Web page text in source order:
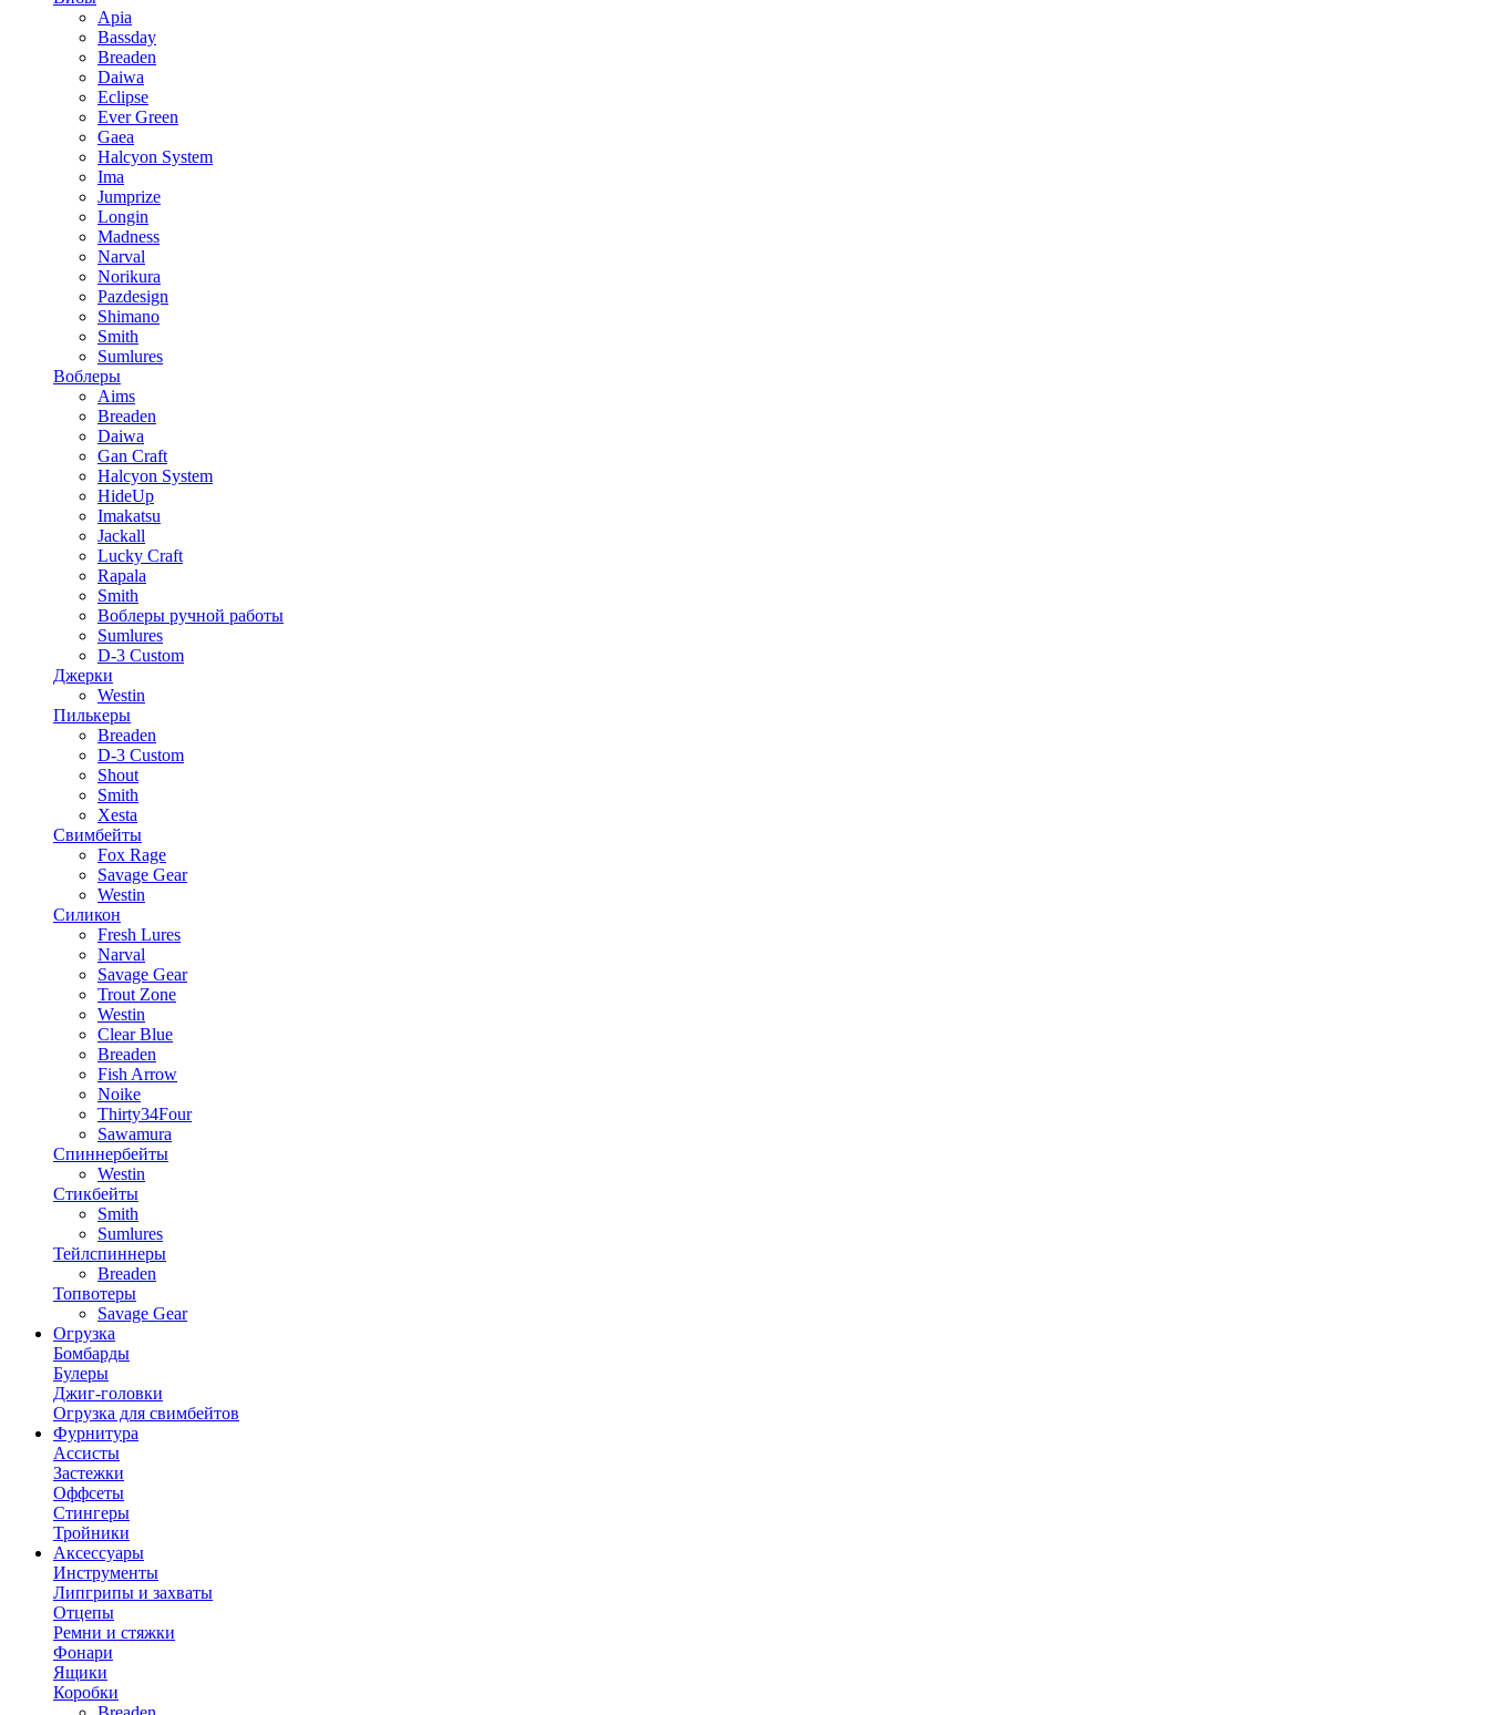
Apia
Bassday
Breaden
Daiwa
Eclipse
Ever Green
Gaea
Halcyon System
Ima
Jumprize
Longin
Madness
Narval
Norikura
Pazdesign
Shimano
Smith
Sumlures
Воблеры
Aims
Breaden
Daiwa
Gan Craft
Halcyon System
HideUp
Imakatsu
Jackall
Lucky Craft
Rapala
Smith
Воблеры ручной работы
Sumlures
D-3 Custom
Джерки
Westin
Пилькеры
Breaden
D-3 Custom
Shout
Smith
Xesta
Свимбейты
Fox Rage
Savage Gear
Westin
Силикон
Fresh Lures
Narval
Savage Gear
Trout Zone
Westin
Clear Blue
Breaden
Fish Arrow
Noike
Thirty34Four
Sawamura
Спиннербейты
Westin
Стикбейты
Smith
Sumlures
Тейлспиннеры
Breaden
Топвотеры
Savage Gear
Огрузка
Бомбарды
Булеры
Джиг-головки
Огрузка для свимбейтов
Фурнитура
Ассисты
Застежки
Оффсеты
Стингеры
Тройники
Аксессуары
Инструменты
Липгрипы и захваты
Отцепы
Ремни и стяжки
Фонари
Ящики
Коробки